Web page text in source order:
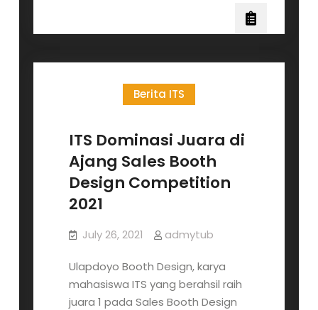
Beasiswa
Tunas
Bangsa
tahun
2022
Berita ITS
ITS Dominasi Juara di
Ajang Sales Booth
Design Competition
2021
July 26, 2021 admytub
Ulapdoyo Booth Design, karya
mahasiswa ITS yang berahsil raih
juara 1 pada Sales Booth Design